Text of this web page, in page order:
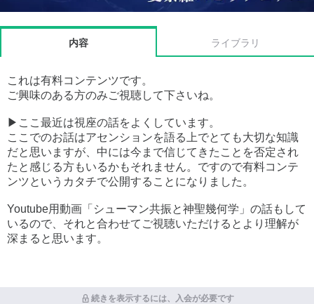
内容 ライブラリ
これは有料コンテンツです。
ご興味のある方のみご視聴して下さいね。
▶︎ここ最近は視座の話をよくしています。
ここでのお話はアセンションを語る上でとても大切な知識
だと思いますが、中には今まで信じてきたことを否定され
たと感じる方もいるかもそれません。ですので有料コンテ
ンツというカタチで公開することになりました。
Youtube用動画「シューマン共振と神聖幾何学」の話もして
いるので、それと合わせてご視聴いただけるとより理解が
深まると思います。
続きを表示するには、入会が必要です